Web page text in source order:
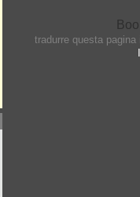
tradurre questa